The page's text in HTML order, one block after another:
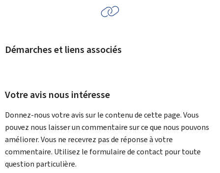
Démarches et liens associés
Votre avis nous intéresse
Donnez-nous votre avis sur le contenu de cette page. Vous
pouvez nous laisser un commentaire sur ce que nous pouvons
améliorer. Vous ne recevrez pas de réponse à votre
commentaire. Utilisez le formulaire de contact pour toute
question particulière.